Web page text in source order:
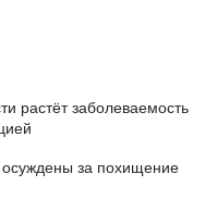
растёт заболеваемость
за похищение